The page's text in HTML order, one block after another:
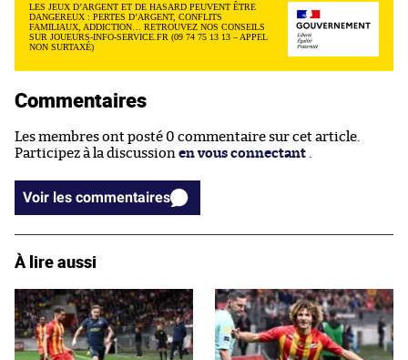
LES JEUX D’ARGENT ET DE HASARD PEUVENT ÊTRE
DANGEREUX : PERTES D’ARGENT, CONFLITS
FAMILIAUX, ADDICTION… RETROUVEZ NOS CONSEILS
SUR JOUEURS-INFO-SERVICE.FR (09 74 75 13 13 – APPEL
NON SURTAXÉ)
Commentaires
Les membres ont posté 0 commentaire sur cet article.
Participez à la discussion en vous connectant
Voir les commentaires
À lire aussi